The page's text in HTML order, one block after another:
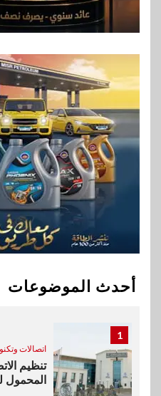
أحدث الموضوعات
المشترك
8
حماقي
رأس
الحفل
9
اقتصاد
وزيرا
جهود
اقتصاد
المخاوف
في مضيق
1
اتصالات
تنظيم
المحمول